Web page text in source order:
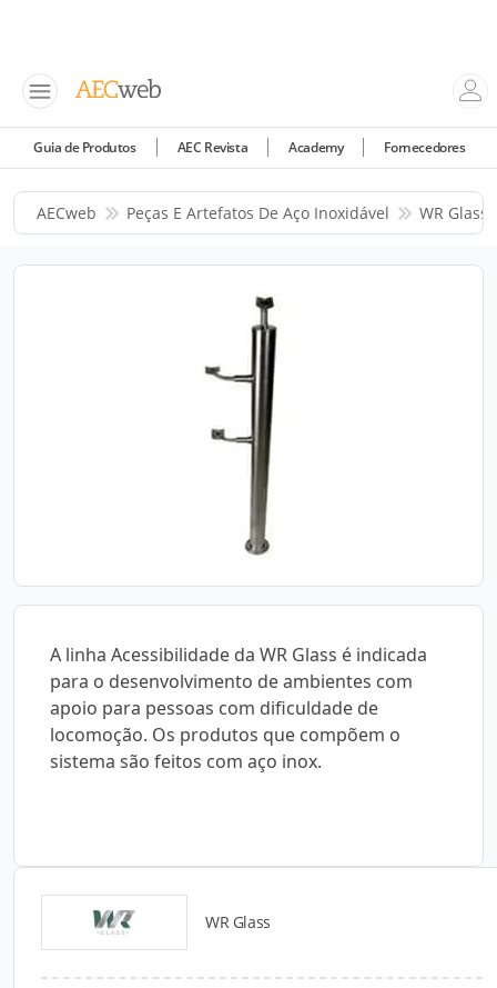
Guia de Produtos AEC Revista Academy Fornecedores
AECweb Peças E Artefatos De Aço Inoxidável WR Glass
A linha Acessibilidade da WR Glass é indicada
para o desenvolvimento de ambientes com
apoio para pessoas com dificuldade de
locomoção. Os produtos que compõem o
sistema são feitos com aço inox.
WR Glass
Catálogos para Download